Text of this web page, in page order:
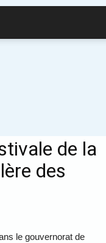
de la
des
le gouvernorat de